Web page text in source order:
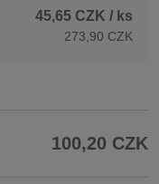
45,65 CZK / ks
273,90 CZK
100,20 CZK